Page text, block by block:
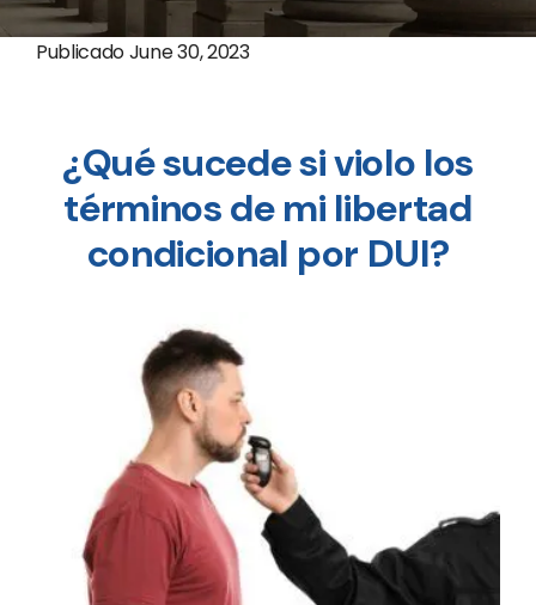
PublicadoJune 30, 2023
¿Qué sucede si violo los
términos de mi libertad
condicional por DUI?